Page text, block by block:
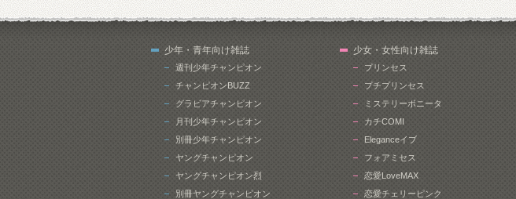
少年・青年向け雑誌
週刊少年チャンピオン
チャンピオンBUZZ
グラビアチャンピオン
月刊少年チャンピオン
別冊少年チャンピオン
ヤングチャンピオン
ヤングチャンピオン烈
別冊ヤングチャンピオン
少女・女性向け雑誌
プリンセス
プチプリンセス
ミステリーボニータ
カチCOMI
Eleganceイブ
フォアミセス
恋愛LoveMAX
恋愛チェリーピンク